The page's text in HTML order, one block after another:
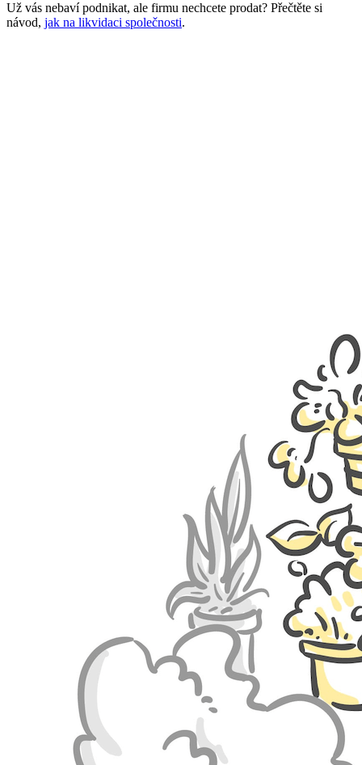
Už vás nebaví podnikat, ale firmu nechcete prodat? Přečtěte si
návod, jak na likvidaci společnosti.